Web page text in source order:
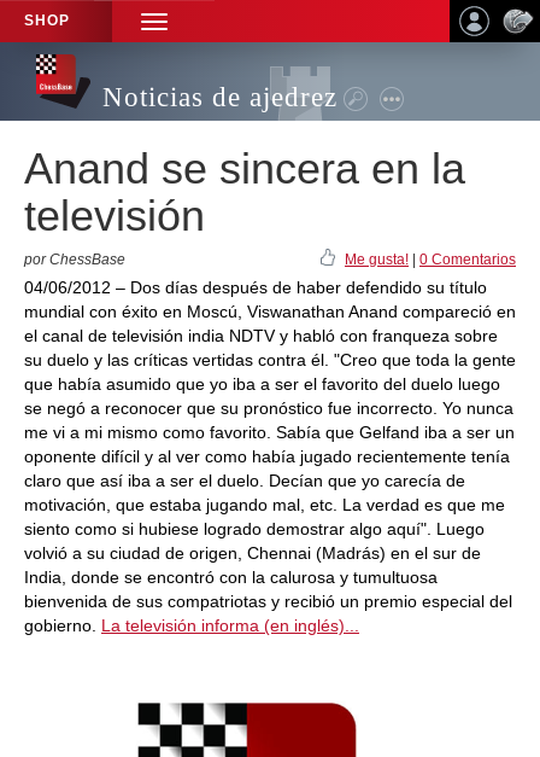
SHOP
TOGGLE
NAVIGATION
Noticias de ajedrez
Anand se sincera en la
televisión
por ChessBase Me gusta! 0 Comentarios
04/06/2012 – Dos días después de haber defendido su título
mundial con éxito en Moscú, Viswanathan Anand compareció en
el canal de televisión india NDTV y habló con franqueza sobre
su duelo y las críticas vertidas contra él. "Creo que toda la gente
que había asumido que yo iba a ser el favorito del duelo luego
se negó a reconocer que su pronóstico fue incorrecto. Yo nunca
me vi a mi mismo como favorito. Sabía que Gelfand iba a ser un
oponente difícil y al ver como había jugado recientemente tenía
claro que así iba a ser el duelo. Decían que yo carecía de
motivación, que estaba jugando mal, etc. La verdad es que me
siento como si hubiese logrado demostrar algo aquí". Luego
volvió a su ciudad de origen, Chennai (Madrás) en el sur de
India, donde se encontró con la calurosa y tumultuosa
bienvenida de sus compatriotas y recibió un premio especial del
gobierno. La televisión informa (en inglés)...